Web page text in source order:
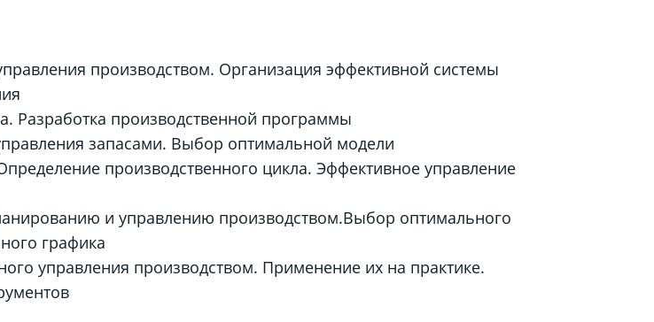
производством. Организация эффективной системы
Разработка производственной программы
запасами. Выбор оптимальной модели
производственного цикла. Эффективное управление
и управлению производством.Выбор оптимального
графика
управления производством. Применение их на практике.